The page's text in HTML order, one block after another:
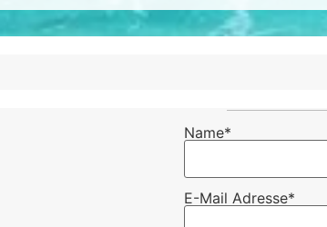
Name*
E-Mail Adresse*